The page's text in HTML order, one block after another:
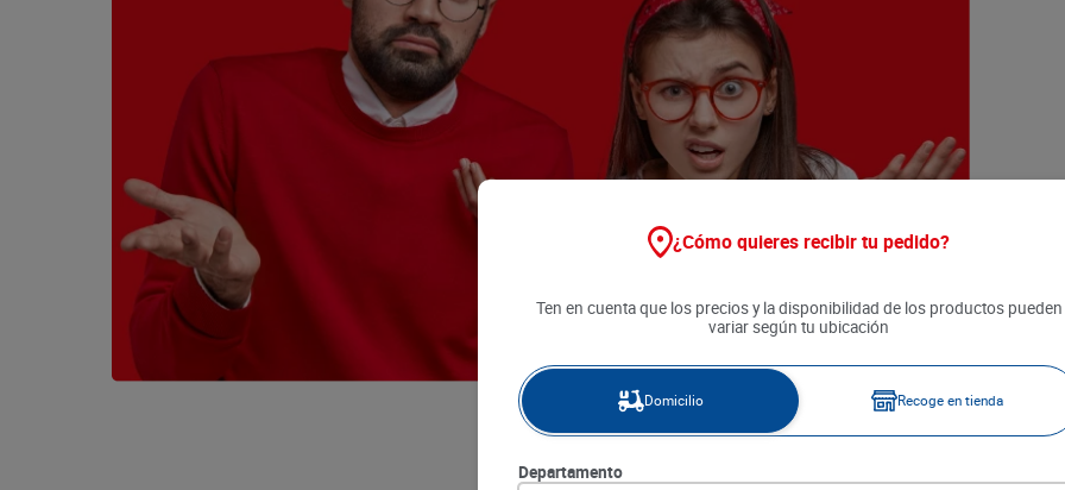
queso
10. papa
¿Cómo quieres recibir tu pedido?
Ten en cuenta que los precios y la disponibilidad de los productos pueden
variar según tu ubicación
Domicilio Recoge en tienda
Departamento